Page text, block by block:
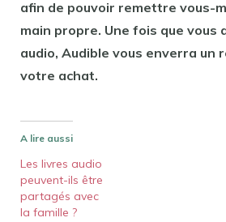
afin de pouvoir remettre vous-
main propre. Une fois que
audio, Audible vous enverra un
votre achat.
A lire aussi
Les livres audio
peuvent-ils être
partagés avec
la famille ?